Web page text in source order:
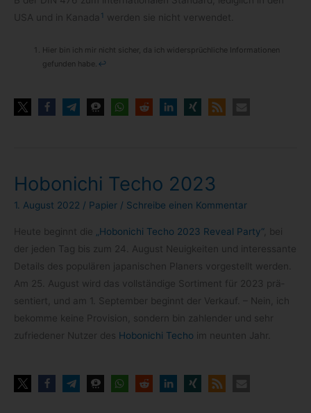
USA und in Kanada 1 wer­den sie nicht verwendet.
Hier bin ich mir nicht sicher, da ich wider­sprüch­li­che Infor­ma­tio­nen
gefun­den habe. ↩
Hobonichi Techo 2023
1. August 2022 / Papier / Schreibe einen Kommentar
Heute beginnt die „Hobo­ni­chi Techo 2023 Reveal Party“, bei
der jeden Tag bis zum 24. August Neu­ig­kei­ten und inter­es­sante
Details des popu­lä­ren japa­ni­schen Pla­ners vor­ge­stellt wer­den.
Am 25. August wird das voll­stän­dige Sor­ti­ment für 2023 prä­
sen­tiert, und am 1. Sep­tem­ber beginnt der Ver­kauf. – Nein, ich
bekomme keine Pro­vi­sion, son­dern bin zah­len­der und sehr
zufrie­de­ner Nut­zer des Hobo­ni­chi Techo im neun­ten Jahr.